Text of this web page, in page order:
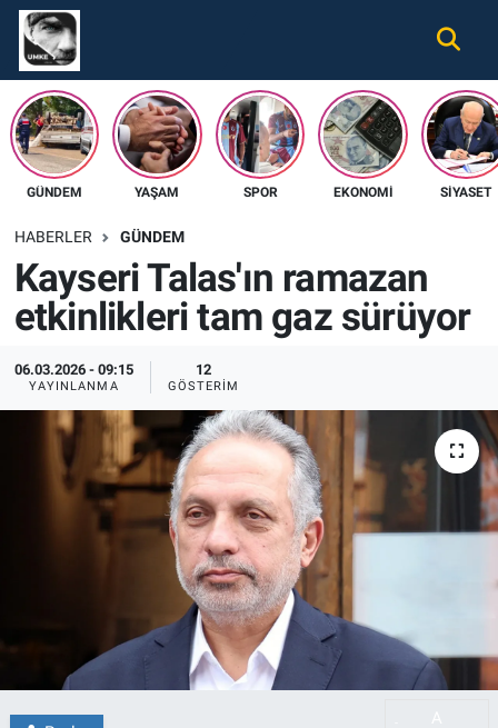
GÜNDEM YAŞAM SPOR EKONOMI SIYASET
HABERLER GÜNDEM
Kayseri Talas'ın ramazan
etkinlikleri tam gaz sürüyor
06.03.2026 - 09:15
YAYINLANMA
12
GÖSTERIM
Gündem
Ekonomi
Spor
Tüm Haberler
İletişim
Künye
Nöbetçi Eczaneler
Hava Durumu
Namaz Vakitleri
Süper Lig Puan Durumu ve Fikstür
Tüm Manşetler
Son Dakika Haberleri
Haber Arşivi